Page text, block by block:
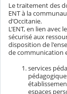
Le traitement des
ENT à la
d’Occitanie.
L’ENT, en lien avec
sécurisé aux
disposition de
de communication
services
espaces